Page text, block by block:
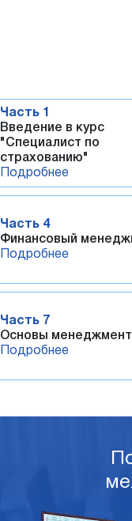
Часть 1
Введение в курс
"Специалист по
страхованию"
Подробнее
Часть 4
Финансовый
Подробнее
Часть 7
Основы
Подробнее